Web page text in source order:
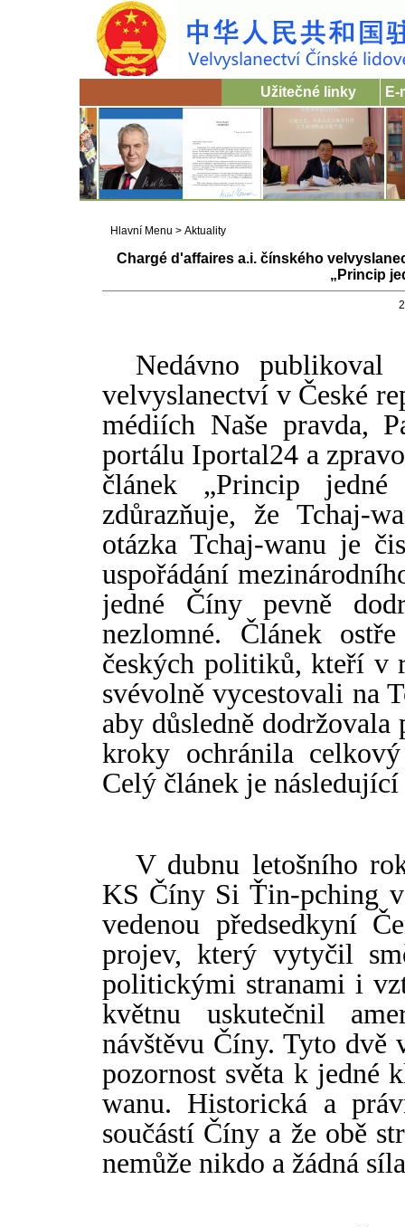
Užitečné linky E-
Hlavní Menu > Aktuality
Chargé d'affaires a.i. čínského
„Princip
Nedávno publikoval
velvyslanectví v České
médiích Naše pravda,
portálu Iportal24 a
článek „Princip
zdůrazňuje, že Tchaj-
otázka Tchaj-wanu je
uspořádání
jedné Číny pevně
nezlomné. Článek
českých politiků, kteří v
svévolně vycestovali na
aby důsledně
kroky ochránila
Celý článek je následující
V dubnu letošního
KS Číny Si Ťin-pching
vedenou předsedkyní
projev, který vytyčil
politickými stranami i
květnu uskutečnil
návštěvu Číny. Tyto dvě
pozornost světa k jedné
wanu. Historická a
součástí Číny a že obě
nemůže nikdo a žádná